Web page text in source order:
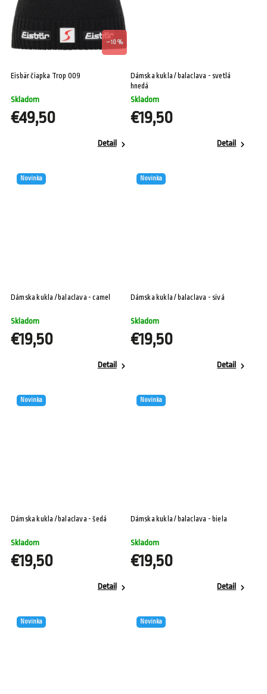
–10 %
Eisbär čiapka Trop 009
Skladom
€49,50
Detail
Dámska kukla / balaclava - svetlá
hnedá
Skladom
€19,50
Detail
Novinka
Dámska kukla / balaclava - camel
Skladom
€19,50
Detail
Novinka
Dámska kukla / balaclava - sivá
Skladom
€19,50
Detail
Novinka
Dámska kukla / balaclava - šedá
Skladom
€19,50
Detail
Novinka
Dámska kukla / balaclava - biela
Skladom
€19,50
Detail
Novinka Novinka